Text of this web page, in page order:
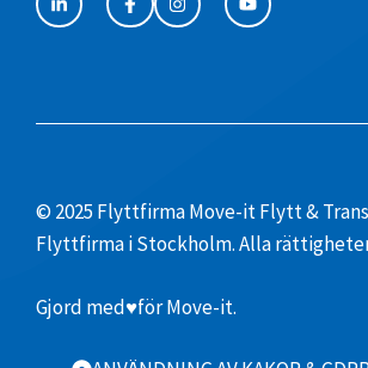
© 2025 Flyttfirma Move-it Flytt &
Flyttfirma i Stockholm. Alla
Gjord med♥för Move-it.